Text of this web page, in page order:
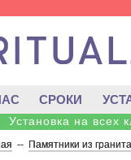
СРОКИ
Установка на всех
-- Памятники из гранита